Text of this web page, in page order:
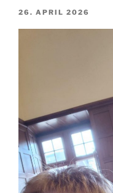
VERÖFFENTLICHT
26. APRIL 2026